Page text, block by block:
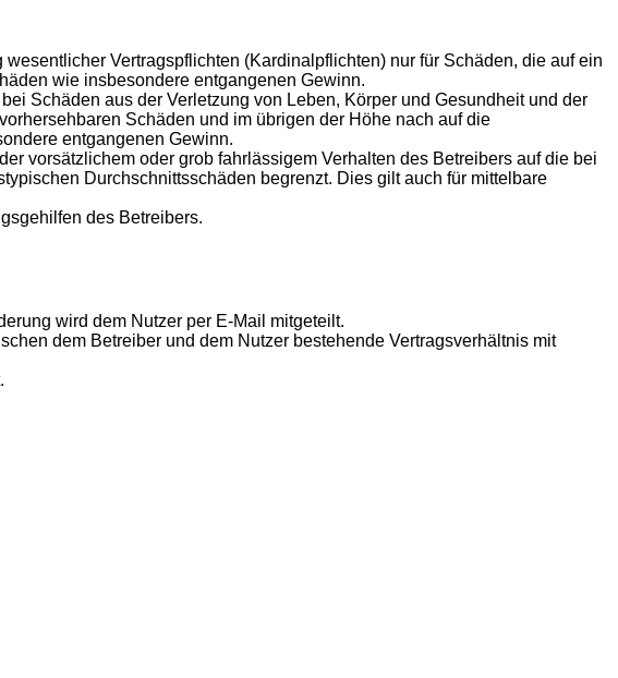
Vertragspflichten (Kardinalpflichten) nur für Schäden, die auf ein
wie insbesondere entgangenen Gewinn.
Schäden aus der Verletzung von Leben, Körper und Gesundheit und der
Schäden und im übrigen der Höhe nach auf die
entgangenen Gewinn.
vorsätzlichem oder grob fahrlässigem Verhalten des Betreibers auf die bei
Durchschnittsschäden begrenzt. Dies gilt auch für mittelbare
des Betreibers.
wird dem Nutzer per E-Mail mitgeteilt.
dem Betreiber und dem Nutzer bestehende Vertragsverhältnis mit